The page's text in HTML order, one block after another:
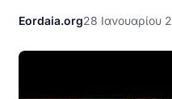
Eordaia.org28 Ιανουαρίου